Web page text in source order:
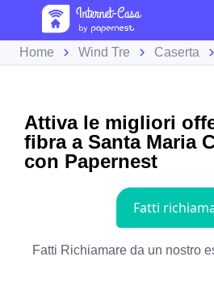
Home Wind Tre Caserta